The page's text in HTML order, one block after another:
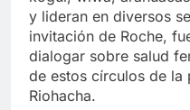
y lideran en diversos
invitación de Roche,
dialogar sobre salud
de estos círculos de
Riohacha.